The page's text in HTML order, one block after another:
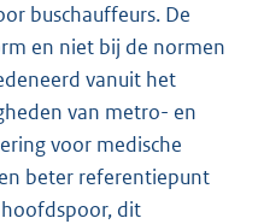
buschauffeurs. De
en niet bij de normen
vanuit het
van metro- en
voor medische
beter referentiepunt
dit